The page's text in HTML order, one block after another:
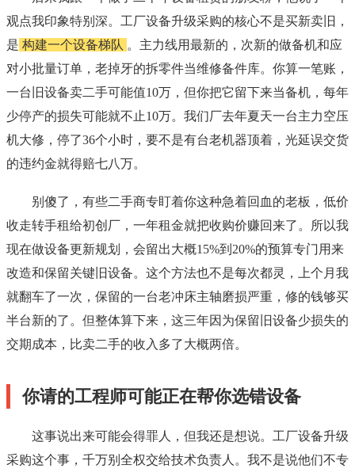
观点我印象特别深。工厂设备升级采购的核心不是买新卖旧，
是 构建一个设备梯队 。主力线用最新的，次新的做备机和应
对小批量订单，老掉牙的拆零件当维修备件库。你算一笔账，
一台旧设备卖二手可能值10万，但你把它留下来当备机，每年
少停产的损失可能就不止10万。我们厂去年夏天一台主力空压
机大修，停了36个小时，要不是有台老机器顶着，光延误交货
的违约金就得赔七八万。
别傻了，有些二手商专盯着你这种急着回血的老板，低价
收走转手租给初创厂，一年租金就把收购价赚回来了。所以我
现在做设备更新规划，会留出大概15%到20%的预算专门用来
改造和保留关键旧设备。这个方法也不是每次都灵，上个月我
就翻车了一次，保留的一台老冲床主轴磨损严重，修的钱够买
半台新的了。但整体算下来，这三年因为保留旧设备少损失的
交期成本，比卖二手的收入多了大概两倍。
你请的工程师可能正在帮你选错设备
这事说出来可能会得罪人，但我还是想说。工厂设备升级
采购这个事，千万别全权交给技术负责人。我不是说他们不专